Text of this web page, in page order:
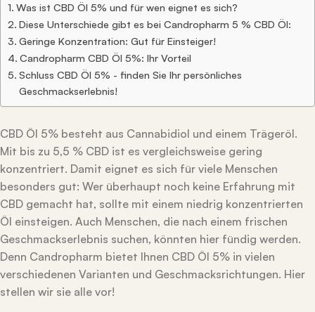
Was ist CBD Öl 5% und für wen eignet es sich?
Diese Unterschiede gibt es bei Candropharm 5 % CBD Öl:
Geringe Konzentration: Gut für Einsteiger!
Candropharm CBD Öl 5%: Ihr Vorteil
Schluss CBD Öl 5% - finden Sie Ihr persönliches
Geschmackserlebnis!
CBD Öl 5% besteht aus Cannabidiol und einem Trägeröl.
Mit bis zu 5,5 % CBD ist es vergleichsweise gering
konzentriert. Damit eignet es sich für viele Menschen
besonders gut: Wer überhaupt noch keine Erfahrung mit
CBD gemacht hat, sollte mit einem niedrig konzentrierten
Öl einsteigen. Auch Menschen, die nach einem frischen
Geschmackserlebnis suchen, könnten hier fündig werden.
Denn Candropharm bietet Ihnen CBD Öl 5% in vielen
verschiedenen Varianten und Geschmacksrichtungen. Hier
stellen wir sie alle vor!